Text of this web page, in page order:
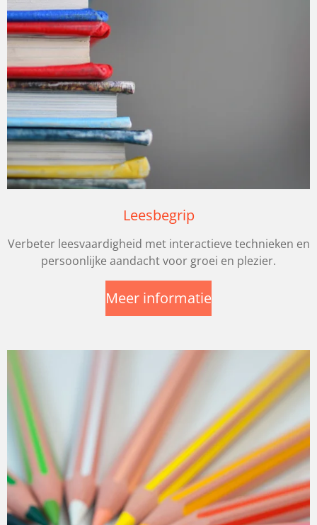
Leesbegrip
Verbeter leesvaardigheid met interactieve technieken en
persoonlijke aandacht voor groei en plezier.
Meer informatie